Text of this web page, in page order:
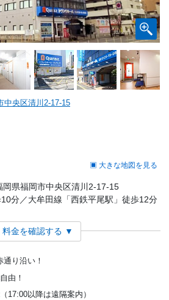
▣ 大きな地図を見る
岡県福岡市中央区清川2-17-15
分／大牟田線「西鉄平尾駅」徒歩12分
金を確認する ▼
り沿い！
由！
17:00以降は遠隔案内）